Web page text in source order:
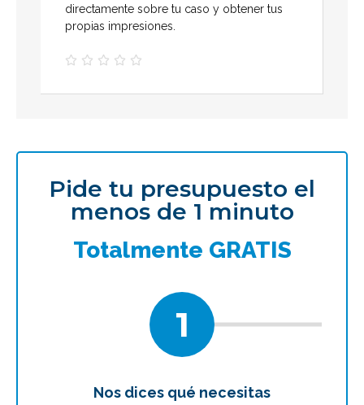
directamente sobre tu caso y obtener tus
propias impresiones.
    
Pide tu presupuesto el
menos de 1 minuto
Totalmente GRATIS
1
Nos dices qué necesitas